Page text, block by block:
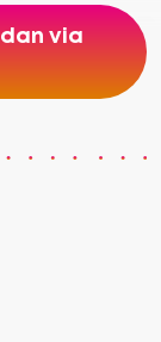
via